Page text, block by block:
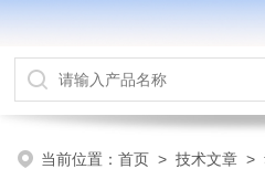
当前位置：首页 >技术文章 >